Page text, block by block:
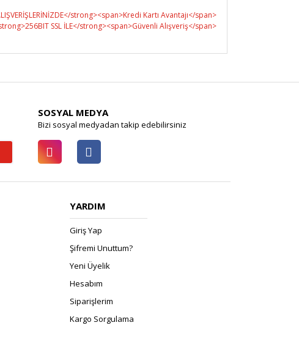
SOSYAL MEDYA
Bizi sosyal medyadan takip edebilirsiniz
YARDIM
Giriş Yap
Şifremi Unuttum?
Yeni Üyelik
Hesabım
Siparişlerim
Kargo Sorgulama